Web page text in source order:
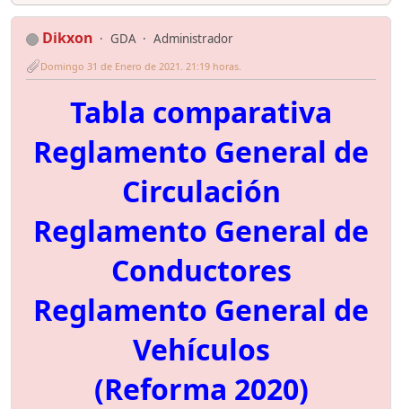
Dikxon GDA Administrador
Domingo 31 de Enero de 2021. 21:19 horas.
Tabla comparativa
Reglamento General de
Circulación
Reglamento General de
Conductores
Reglamento General de
Vehículos
(Reforma 2020)